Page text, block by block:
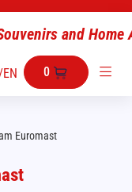
EN 0
Euromast